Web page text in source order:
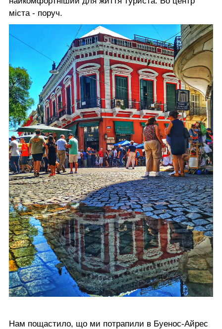
міста - поруч.
Нам пощастило, що ми потрапили в Буенос-Айрес